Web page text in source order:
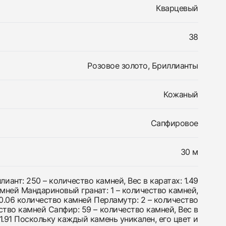
Кварцевый
38
Розовое золото, Бриллианты
Кожаный
Сапфировое
30 м
250 – количество камней, Вес в каратах: 1.49
Мандариновый гранат: 1 – количество камней,
количество камней Перламутр: 2 – количество
камней Сапфир: 59 – количество камней, Вес в
Поскольку каждый камень уникален, его цвет и